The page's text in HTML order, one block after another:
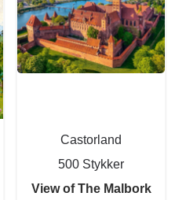
Castorland
500 Stykker
View of The Malbork